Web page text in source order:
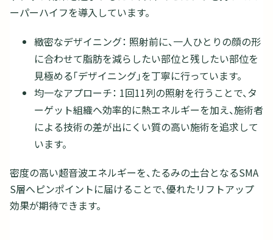
ーパーハイフを導入しています。
緻密なデザイニング： 照射前に、一人ひとりの顔の形
に合わせて脂肪を減らしたい部位と残したい部位を
見極める「デザイニング」を丁寧に行っています。
均一なアプローチ： 1回11列の照射を行うことで、タ
ーゲット組織へ効率的に熱エネルギーを加え、施術者
による技術の差が出にくい質の高い施術を追求して
います。
密度の高い超音波エネルギーを、たるみの土台となるSMA
S層へピンポイントに届けることで、優れたリフトアップ
効果が期待できます。